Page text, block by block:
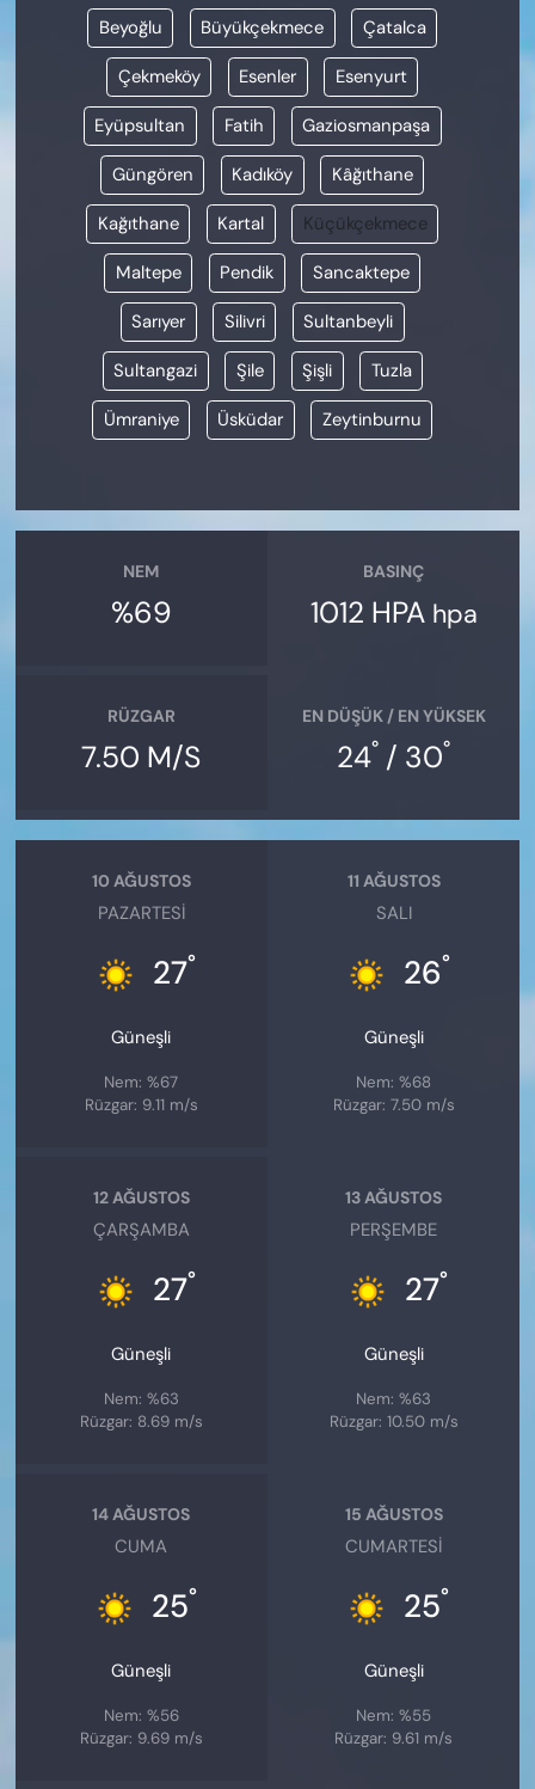
Beyoğlu Büyükçekmece Çatalca
Çekmeköy Esenler Esenyurt
Eyüpsultan Fatih Gaziosmanpaşa
Güngören Kadıköy Kâğıthane
Kağıthane Kartal Küçükçekmece
Maltepe Pendik Sancaktepe
Sarıyer Silivri Sultanbeyli
Sultangazi Şile Şişli Tuzla
Ümraniye Üsküdar Zeytinburnu
NEM
%69
BASINÇ
1012 HPA hpa
RÜZGAR
7.50 M/S
EN DÜŞÜK / EN YÜKSEK
24° / 30°
10 AĞUSTOS
PAZARTESI
27°
Güneşli
Nem: %67
Rüzgar: 9.11 m/s
11 AĞUSTOS
SALI
26°
Güneşli
Nem: %68
Rüzgar: 7.50 m/s
12 AĞUSTOS
ÇARŞAMBA
27°
Güneşli
Nem: %63
Rüzgar: 8.69 m/s
13 AĞUSTOS
PERŞEMBE
27°
Güneşli
Nem: %63
Rüzgar: 10.50 m/s
14 AĞUSTOS
CUMA
25°
Güneşli
Nem: %56
Rüzgar: 9.69 m/s
15 AĞUSTOS
CUMARTESI
25°
Güneşli
Nem: %55
Rüzgar: 9.61 m/s